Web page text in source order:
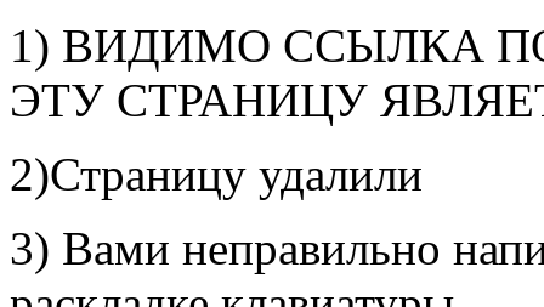
1) ВИДИМО ССЫЛКА
ЭТУ СТРАНИЦУ
2)Страницу удалили
3) Вами неправильно